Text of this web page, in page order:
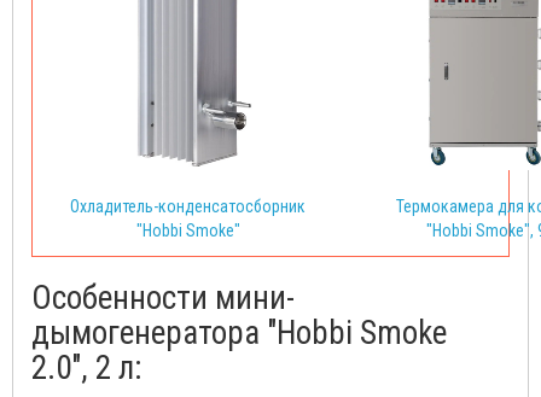
Охладитель-конденсатосборник
"Hobbi Smoke"
Термокамера для
"Hobbi Smoke",
Особенности мини-
дымогенератора "Hobbi Smoke
2.0", 2 л: